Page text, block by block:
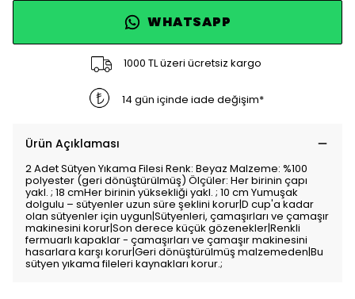
WHATSAPP
1000 TL üzeri ücretsiz kargo
14 gün içinde iade değişim*
Ürün Açıklaması
2 Adet Sütyen Yıkama Filesi Renk: Beyaz Malzeme: %100
polyester (geri dönüştürülmüş) Ölçüler: Her birinin çapı
yakl. ; 18 cmHer birinin yüksekliği yakl. ; 10 cm Yumuşak
dolgulu – sütyenler uzun süre şeklini korur|D cup'a kadar
olan sütyenler için uygun|Sütyenleri, çamaşırları ve çamaşır
makinesini korur|Son derece küçük gözenekler|Renkli
fermuarlı kapaklar - çamaşırları ve çamaşır makinesini
hasarlara karşı korur|Geri dönüştürülmüş malzemeden|Bu
sütyen yıkama fileleri kaynakları korur.;